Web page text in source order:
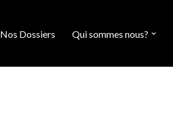
Nos Dossiers Qui sommes nous?